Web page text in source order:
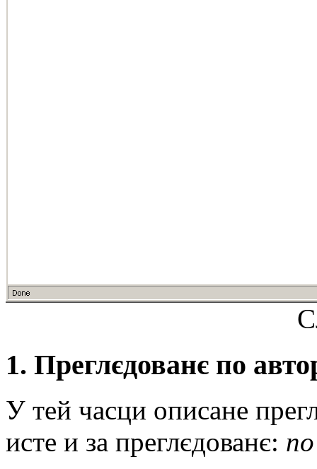
1. Прeглєдованє по
У тeй часци описанe
истe и за прeглєдованє: